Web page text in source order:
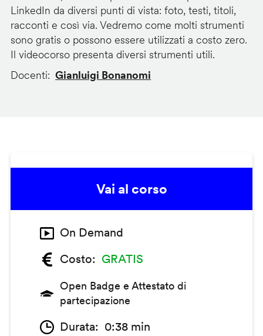
LinkedIn da diversi punti di vista: foto, testi, titoli,
racconti e così via. Vedremo come molti strumenti
sono gratis o possono essere utilizzati a costo zero.
Il videocorso presenta diversi strumenti utili.
Docenti
Gianluigi Bonanomi
Vai al corso
On Demand
Costo
GRATIS
Open Badge e Attestato di
partecipazione
Durata 0:38 min